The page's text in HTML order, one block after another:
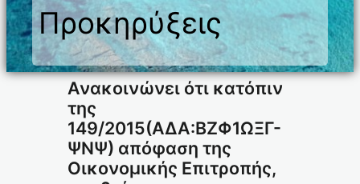
Προκηρύξεις
Ανακοινώνει ότι κατόπιν
της
149/2015(ΑΔΑ:ΒΖΦ1ΩΞΓ-
ΨΝΨ) απόφαση της
Οικονομικής Επιτροπής,